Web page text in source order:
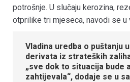
potrošnje. U slučaju kerozina,
otprilike tri mjeseca, navodi se u
Vladina uredba o puštanju
derivata iz strateških
„sve dok to situacija bude
zahtijevala“, dodaje se u